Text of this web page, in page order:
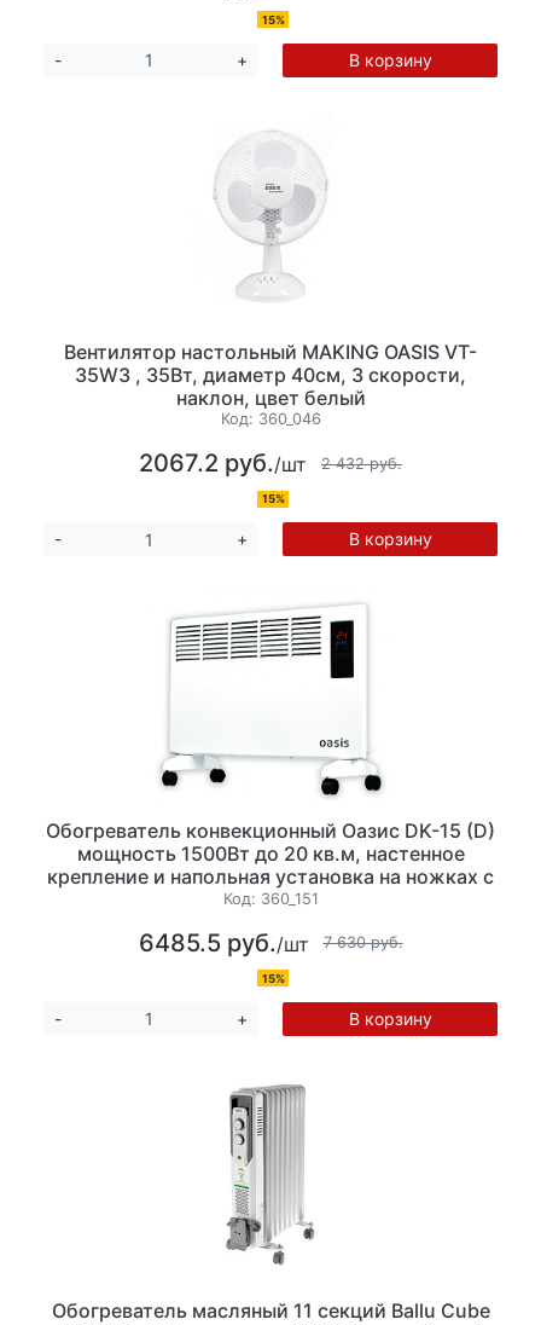
15%
- + В корзину
Вентилятор настольный MAKING OASIS VT-
35W3 , 35Вт, диаметр 40см, 3 скорости,
наклон, цвет белый
Код: 360_046
2067.2 руб./шт 2 432 руб.
15%
- + В корзину
Обогреватель конвекционный Оазис DK-15 (D)
мощность 1500Вт до 20 кв.м, настенное
крепление и напольная установка на ножках с
колесиками, защита от перегрева,
управление
Код: 360_151
6485.5 руб./шт 7 630 руб.
15%
- + В корзину
Обогреватель масляный 11 секций Ballu Cube